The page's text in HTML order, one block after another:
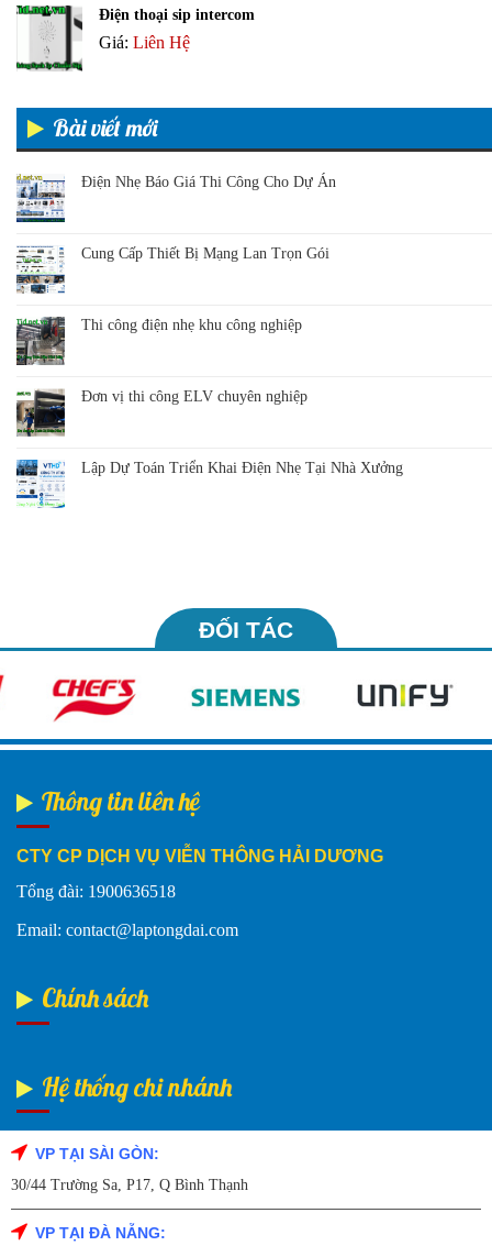
Điện thoại sip intercom
Giá: Liên Hệ
Bài viết mới
Điện Nhẹ Báo Giá Thi Công Cho Dự Án
Cung Cấp Thiết Bị Mạng Lan Trọn Gói
Thi công điện nhẹ khu công nghiệp
Đơn vị thi công ELV chuyên nghiệp
Lập Dự Toán Triển Khai Điện Nhẹ Tại Nhà Xưởng
ĐỐI TÁC
Thông tin liên hệ
CTY CP DỊCH VỤ VIỄN THÔNG HẢI DƯƠNG
Tổng đài: 1900636518
Email: contact@laptongdai.com
Chính sách
Hệ thống chi nhánh
VP TẠI SÀI GÒN:
30/44 Trường Sa, P17, Q Bình Thạnh
VP TẠI ĐÀ NẴNG:
Fanpage Facebook